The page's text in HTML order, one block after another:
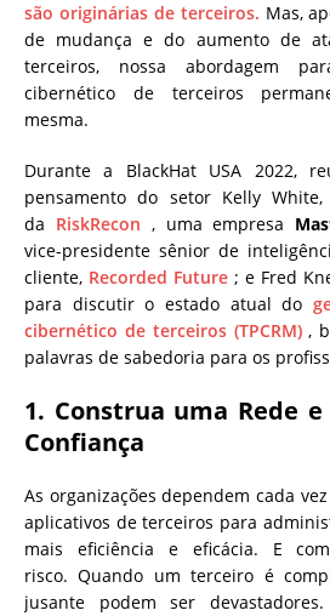
são originárias de terceiros. Mas,
de mudança e do aumento de
terceiros, nossa abordagem
cibernético de terceiros
mesma.
Durante a BlackHat USA 2022,
pensamento do setor Kelly White,
da RiskRecon , uma empresa
vice-presidente sênior de
cliente, Recorded Future ; e Fred
para discutir o estado atual do
cibernético de terceiros (TPCRM),
palavras de sabedoria para os
1. Construa uma Rede
Confiança
As organizações dependem cada
aplicativos de terceiros para
mais eficiência e eficácia. E
risco. Quando um terceiro é
jusante podem ser